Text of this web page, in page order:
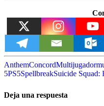
AnthemConcordMultijugador
5PS5SpellbreakSuicide Squad:
Deja una respuesta